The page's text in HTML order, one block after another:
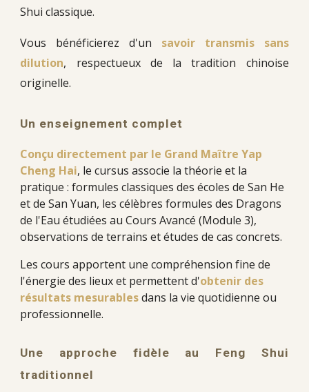
Shui classique.
Vous bénéficierez d'un savoir transmis sans
dilution, respectueux de la tradition chinoise
originelle.
Un enseignement complet
Conçu directement par le Grand Maître Yap
Cheng Hai, le cursus associe la théorie et la
pratique : formules classiques des écoles de San He
et de San Yuan, les célèbres formules des Dragons
de l'Eau étudiées au Cours Avancé (Module 3),
observations de terrains et études de cas concrets.
Les cours apportent une compréhension fine de
l'énergie des lieux et permettent d'obtenir des
résultats mesurablesdans la vie quotidienne ou
professionnelle.
Une approche fidèle au Feng Shui
traditionnel